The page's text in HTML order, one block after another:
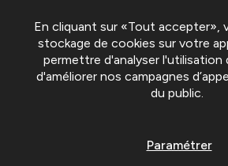
En cliquant sur «Tout accepter»,
stockage de cookies sur votre
permettre d'analyser l'utilisation
d'améliorer nos campagnes
du public.
Paramétrer